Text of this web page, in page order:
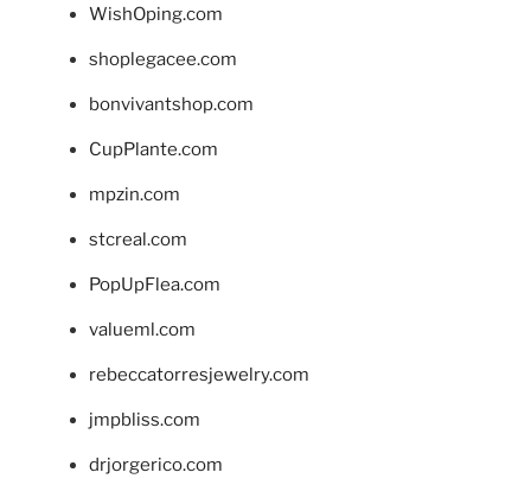
WishOping.com
shoplegacee.com
bonvivantshop.com
CupPlante.com
mpzin.com
stcreal.com
PopUpFlea.com
valueml.com
rebeccatorresjewelry.com
jmpbliss.com
drjorgerico.com